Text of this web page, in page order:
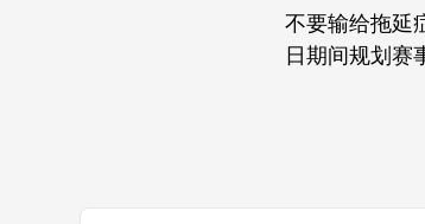
不要输给拖延
日期间规划赛